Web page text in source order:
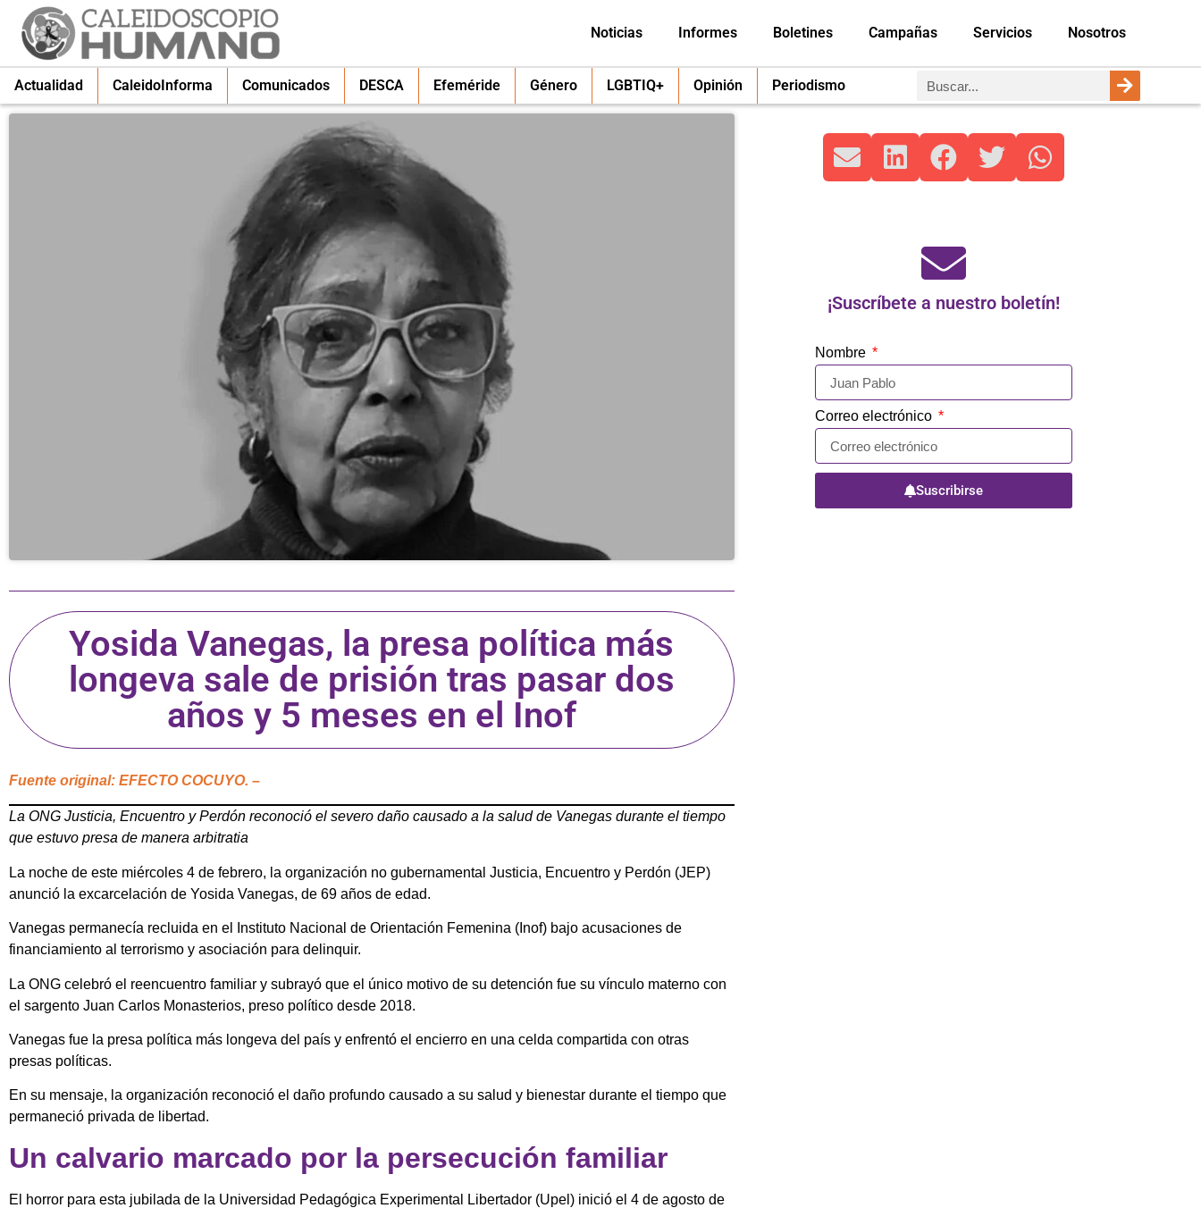
Noticias Informes Boletines Campañas Servicios Nosotros
Actualidad CaleidoInforma Comunicados DESCA Efeméride Género LGBTIQ+ Opinión Periodismo
Yosida Vanegas, la presa política más
longeva sale de prisión tras pasar dos
años y 5 meses en el Inof
Fuente original: EFECTO COCUYO. –
La ONG Justicia, Encuentro y Perdón reconoció el severo daño causado a la salud de Vanegas durante el tiempo
que estuvo presa de manera arbitratia
La noche de este miércoles 4 de febrero, la organización no gubernamental Justicia, Encuentro y Perdón (JEP)
anunció la excarcelación de Yosida Vanegas, de 69 años de edad.
Vanegas permanecía recluida en el Instituto Nacional de Orientación Femenina (Inof) bajo acusaciones de
financiamiento al terrorismo y asociación para delinquir.
La ONG celebró el reencuentro familiar y subrayó que el único motivo de su detención fue su vínculo materno con
el sargento Juan Carlos Monasterios, preso político desde 2018.
Vanegas fue la presa política más longeva del país y enfrentó el encierro en una celda compartida con otras
presas políticas.
En su mensaje, la organización reconoció el daño profundo causado a su salud y bienestar durante el tiempo que
permaneció privada de libertad.
Un calvario marcado por la persecución familiar
El horror para esta jubilada de la Universidad Pedagógica Experimental Libertador (Upel) inició el 4 de agosto de
¡Suscríbete a nuestro boletín!
Nombre
Correo electrónico
Suscribirse